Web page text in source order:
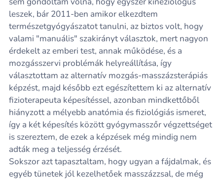
leszek, bár 2011-ben amikor elkezdtem
természetgyógyászatot tanulni, az biztos volt, hogy
valami "manuális" szakirányt választok, mert nagyon
érdekelt az emberi test, annak működése, és a
mozgásszervi problémák helyreállítása, így
választottam az alternatív mozgás-masszázsterápiás
képzést, majd később ezt egészítettem ki az alternatív
fizioterapeuta képesítéssel, azonban mindkettőből
hiányzott a mélyebb anatómia és fiziológiás ismeret,
így a két képesítés között gyógymasszőr végzettséget
is szereztem, de ezek a képzések még mindig nem
adták meg a teljesség érzését.
Sokszor azt tapasztaltam, hogy ugyan a fájdalmak, és
egyéb tünetek jól kezelhetőek masszázzsal, de még